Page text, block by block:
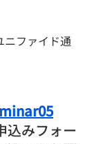
ニファイド通
込みフォー